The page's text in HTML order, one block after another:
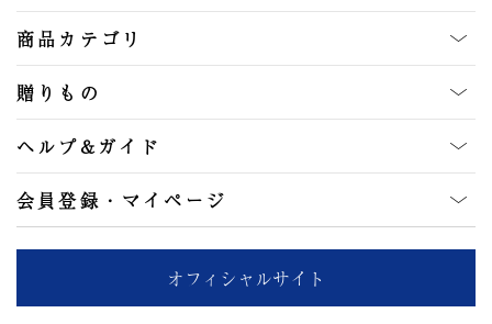
商品カテゴリ
贈りもの
ヘルプ&ガイド
会員登録・マイページ
オフィシャルサイト